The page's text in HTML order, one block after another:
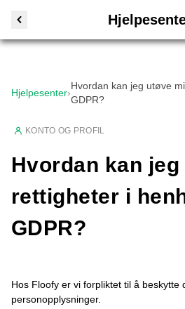
Hjelpesenter›
Hvordan kan jeg utøve
GDPR?
KONTO OG PROFIL
Hvordan kan
rettigheter i
GDPR?
Hos Floofy er vi forpliktet til å beskytte
personopplysninger.